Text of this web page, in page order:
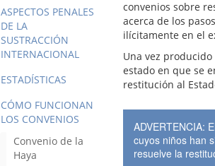
ASPECTOS PENALES
DE LA
SUSTRACCIÓN
INTERNACIONAL
ESTADÍSTICAS
CÓMO FUNCIONAN
LOS CONVENIOS
Convenio de la
Haya
convenios sobre
acerca de los
ilícitamente en el
Una vez
estado en que se
restitución al
ADVERTENCIA:
cuyos niños han
resuelve la